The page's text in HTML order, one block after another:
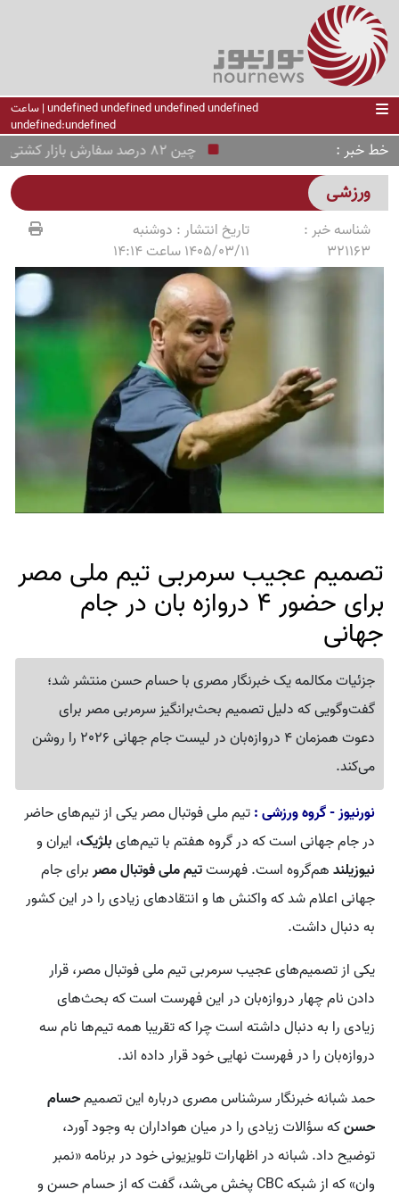
undefined undefined undefined undefined | ساعت
undefined:undefined
خط خبر چین 82 درصد سفارش بازار کشتی‌سازی جهان را گرفت
ورزشی
شناسه خبر :
321163
تاریخ انتشار : دوشنبه
1405/03/11 ساعت 14:14
تصمیم عجیب سرمربی تیم ملی مصر
برای حضور 4 دروازه بان در جام
جهانی
جزئیات مکالمه یک خبرنگار مصری با حسام حسن منتشر شد؛
گفت‌وگویی که دلیل تصمیم بحث‌برانگیز سرمربی مصر برای
دعوت همزمان 4 دروازه‌بان در لیست جام جهانی 2026 را روشن
می‌کند.
نورنیوز - گروه ورزشی :تیم ملی فوتبال مصر یکی از تیم‌های حاضر
در جام جهانی است که در گروه هفتم با تیم‌هایبلژیک، ایران و
نیوزیلندهم‌گروه است. فهرستتیم ملی فوتبال مصربرای جام
جهانی اعلام شد که واکنش ها و انتقادهای زیادی را در این کشور
به دنبال داشت.
یکی از تصمیم‌های عجیب سرمربی تیم ملی فوتبال مصر، قرار
دادن نام چهار دروازه‌بان در این فهرست است که بحث‌های
زیادی را به دنبال داشته است چرا که تقریبا همه تیم‌ها نام سه
دروازه‌بان را در فهرست نهایی خود قرار داده اند.
حمد شبانه خبرنگار سرشناس مصری درباره این تصمیمحسام
حسنکه سؤالات زیادی را در میان هواداران به وجود آورد،
توضیح داد. شبانه در اظهارات تلویزیونی خود در برنامه «نمبر
وان» که از شبکه CBC پخش می‌شد، گفت که از حسام حسن و